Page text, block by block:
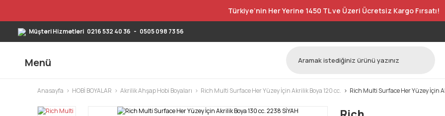
Türkiye’nin Her Yerine 1450 TL ve Üzeri Ücretsiz Kargo Fırsatı!
Müşteri Hizmetleri 0216 532 40 36 - 0505 098 73 56
Menü
Anasayfa HOBİ BOYALAR Akrilik Ahşap Hobi Boyaları Rich Multi Surface Her Yüzey İçin Akrilik Boya 120 cc. Rich Multi Surface Her Yüzey İçin